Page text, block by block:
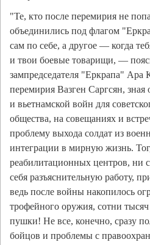
"Те, кто после перемирия не
объединились под флагом
сам по себе, а другое — когда
и твои боевые товарищи, —
зампредседателя "Еркрапа"
перемирия Вазген Саргсян, зная
и вьетнамской войн для
общества, на совещаниях и
проблему выхода солдат из
интеграции в мирную жизнь.
реабилитационных центров, ни
себя разъяснительную работу,
ведь после войны накопилось
трофейного оружия, сотни
пушки! Не все, конечно, сразу
бойцов и проблемы с